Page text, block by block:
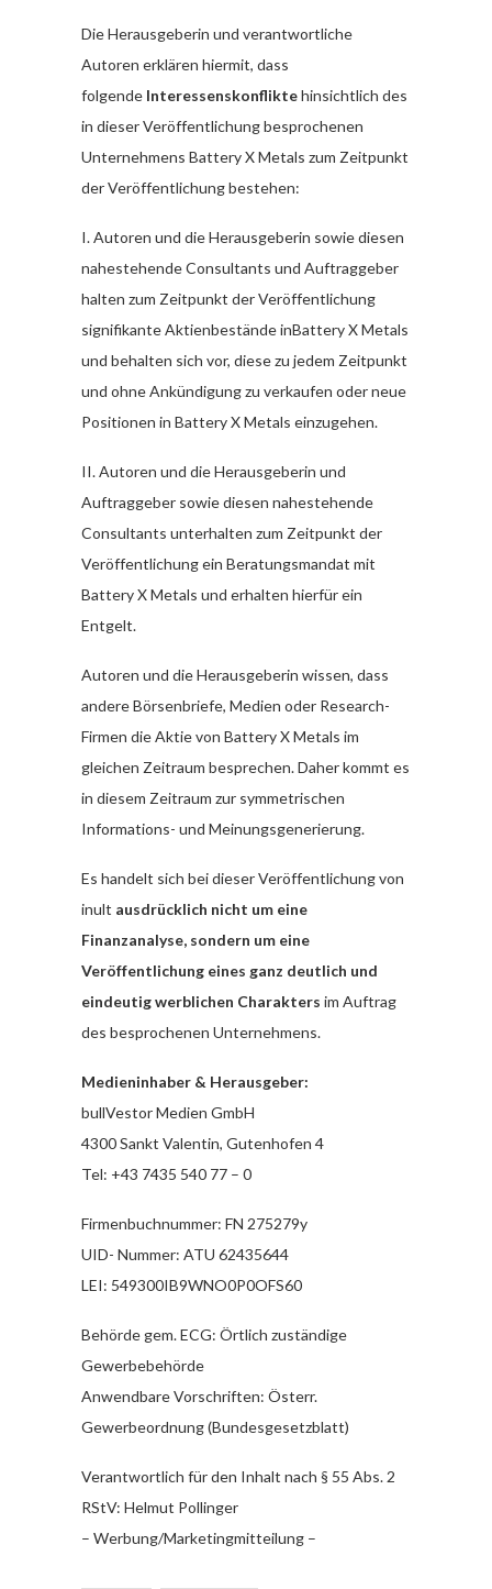
Die Herausgeberin und verantwortliche
Autoren erklären hiermit, dass
folgende Interessenskonfliktehinsichtlich des
in dieser Veröffentlichung besprochenen
Unternehmens Battery X Metals zum Zeitpunkt
der Veröffentlichung bestehen:
I. Autoren und die Herausgeberin sowie diesen
nahestehende Consultants und Auftraggeber
halten zum Zeitpunkt der Veröffentlichung
signifikante Aktienbestände inBattery X Metals
und behalten sich vor, diese zu jedem Zeitpunkt
und ohne Ankündigung zu verkaufen oder neue
Positionen in Battery X Metals einzugehen.
II. Autoren und die Herausgeberin und
Auftraggeber sowie diesen nahestehende
Consultants unterhalten zum Zeitpunkt der
Veröffentlichung ein Beratungsmandat mit
Battery X Metals und erhalten hierfür ein
Entgelt.
Autoren und die Herausgeberin wissen, dass
andere Börsenbriefe, Medien oder Research-
Firmen die Aktie von Battery X Metals im
gleichen Zeitraum besprechen. Daher kommt es
in diesem Zeitraum zur symmetrischen
Informations- und Meinungsgenerierung.
Es handelt sich bei dieser Veröffentlichung von
inult ausdrücklich nicht um eine
Finanzanalyse, sondern um eine
Veröffentlichung eines ganz deutlich und
eindeutig werblichen Charakters im Auftrag
des besprochenen Unternehmens.
Medieninhaber & Herausgeber:
bullVestor Medien GmbH
4300 Sankt Valentin, Gutenhofen 4
Tel: +43 7435 540 77 – 0
Firmenbuchnummer: FN 275279y
UID- Nummer: ATU 62435644
LEI: 549300IB9WNO0P0OFS60
Behörde gem. ECG: Örtlich zuständige
Gewerbebehörde
Anwendbare Vorschriften: Österr.
Gewerbeordnung (Bundesgesetzblatt)
Verantwortlich für den Inhalt nach § 55 Abs. 2
RStV: Helmut Pollinger
– Werbung/Marketingmitteilung –